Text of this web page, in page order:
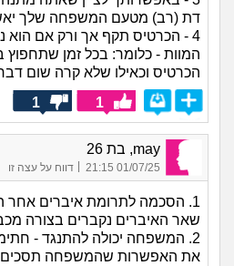
דת (רב) מטעם המשפחה שלך
4 - הכרטיס תקף אך ורק אם
המוות - כלומר: בכל זמן
הכרטיס וכאילו שלא קרה שום
1
1
may, בת 26
01/07/25 21:15 דווח על עצה זו
1. הסכמה לתרומת איברים אחר
שאר האיברים נקברים בצורה
2. המשפחה יכולה להתנגד -
את האפשרות שהמשפחה תסכים